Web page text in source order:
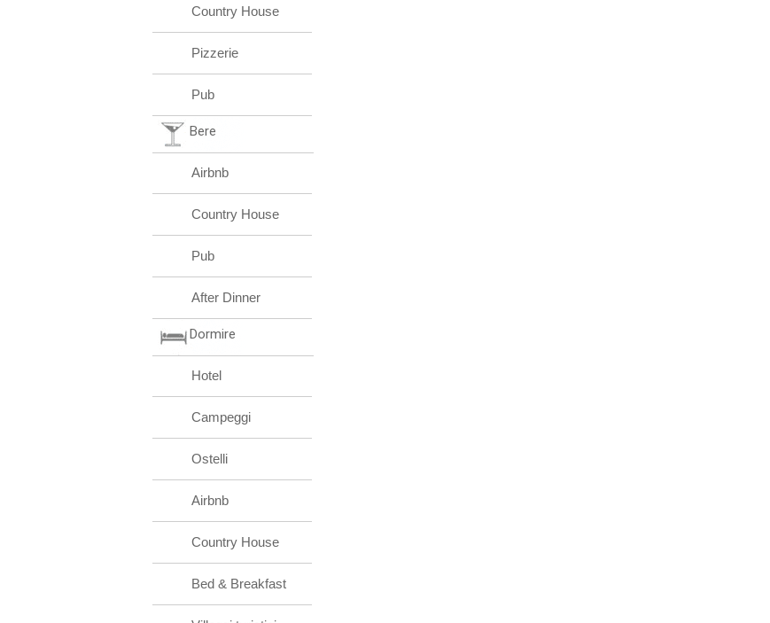
Country House
Pizzerie
Pub
Bere
Airbnb
Country House
Pub
After Dinner
Dormire
Hotel
Campeggi
Ostelli
Airbnb
Country House
Bed & Breakfast